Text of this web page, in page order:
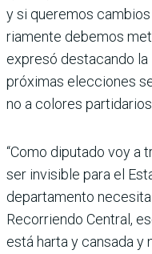
y si queremos
riamente debe­mos
expresó destacando
próximas elecciones
no a colores partidarios.
“Como diputado voy a
ser invisible para el
departamento
Recorriendo Cen­tral,
está harta y cansada y